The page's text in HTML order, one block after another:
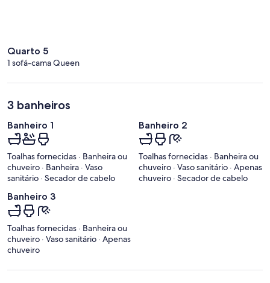
Quarto 5
1 sofá-cama Queen
3 banheiros
Banheiro 1
Toalhas fornecidas · Banheira ou
chuveiro · Banheira · Vaso
sanitário · Secador de cabelo
Banheiro 2
Toalhas fornecidas · Banheira ou
chuveiro · Vaso sanitário · Apenas
chuveiro · Secador de cabelo
Banheiro 3
Toalhas fornecidas · Banheira ou
chuveiro · Vaso sanitário · Apenas
chuveiro